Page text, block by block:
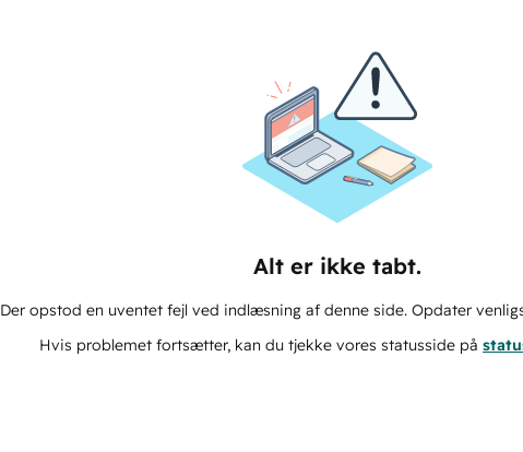
Alt er ikke tabt.
Der opstod en uventet fejl ved indlæsning af denne side. Opdater
Hvis problemet fortsætter, kan du tjekke vores statusside på